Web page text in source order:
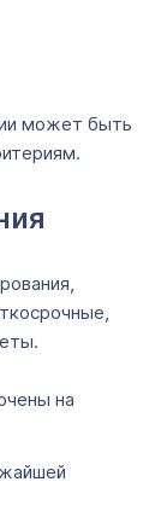
может быть
на